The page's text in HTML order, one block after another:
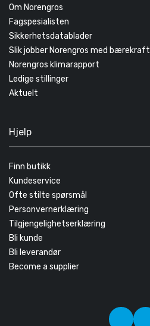
Om Norengros
Fagspesialisten
Sikkerhetsdatablader
Slik jobber Norengros med bærekraft
Norengros klimarapport
Ledige stillinger
Aktuelt
Hjelp
Finn butikk
Kundeservice
Ofte stilte spørsmål
Personvernerklæring
Tilgjengelighetserklæring
Bli kunde
Bli leverandør
Become a supplier